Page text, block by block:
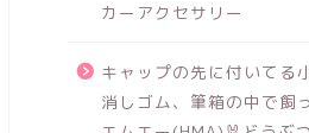
カーアクセサリー
キャップの先に付いてる
消しゴム、筆箱の中で